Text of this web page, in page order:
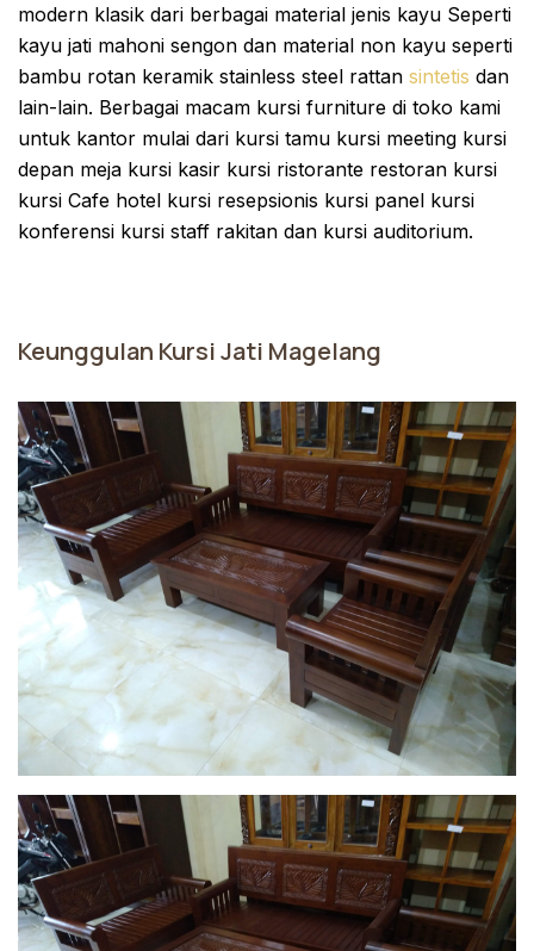
modern klasik dari berbagai material jenis kayu Seperti
kayu jati mahoni sengon dan material non kayu seperti
bambu rotan keramik stainless steel rattan sintetis dan
lain-lain. Berbagai macam kursi furniture di toko kami
untuk kantor mulai dari kursi tamu kursi meeting kursi
depan meja kursi kasir kursi ristorante restoran kursi
kursi Cafe hotel kursi resepsionis kursi panel kursi
konferensi kursi staff rakitan dan kursi auditorium.
Keunggulan Kursi Jati Magelang